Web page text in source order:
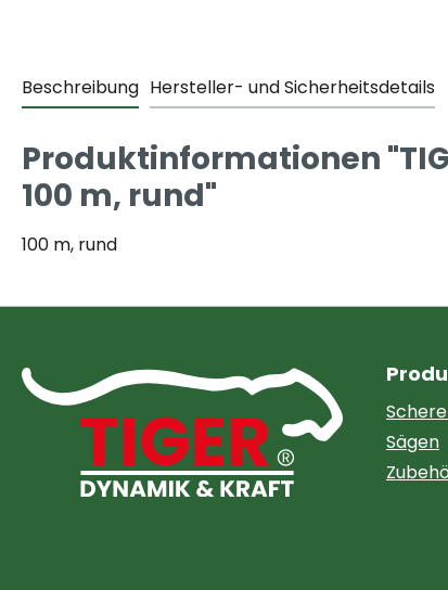
Beschreibung Hersteller- und Sicherheitsdetails
Produktinformationen
100 m, rund"
100 m, rund
Sägen